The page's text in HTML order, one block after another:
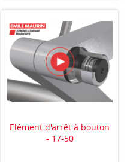
Elément d'arrêt à bouton
- 17-50